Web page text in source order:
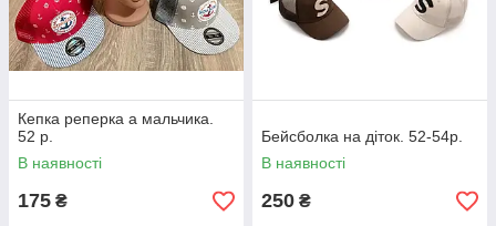
Кепка реперка а мальчика.
52 р.
В наявності
175 ₴
Бейсболка на діток. 52-54р.
В наявності
250 ₴